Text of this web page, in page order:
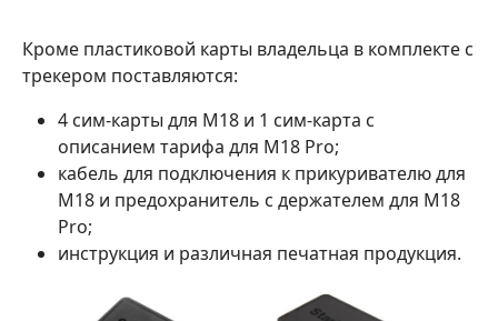
Кроме пластиковой карты владельца в комплекте с
трекером поставляются:
4 сим-карты для M18 и 1 сим-карта с
описанием тарифа для M18 Pro;
кабель для подключения к прикуривателю для
M18 и предохранитель с держателем для M18
Pro;
инструкция и различная печатная продукция.